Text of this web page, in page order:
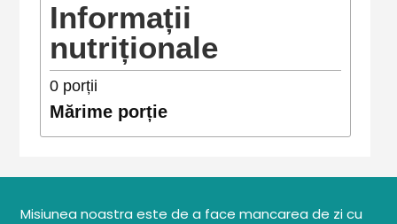
Informații
nutriționale
0porții
Mărime porție
Misiunea noastra este de a face mancarea de zi cu